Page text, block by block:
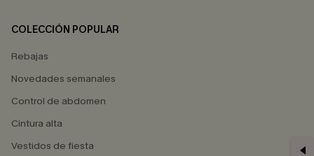
COLECCIÓN POPULAR
Rebajas
Novedades semanales
Control de abdomen
Cintura alta
Vestidos de fiesta